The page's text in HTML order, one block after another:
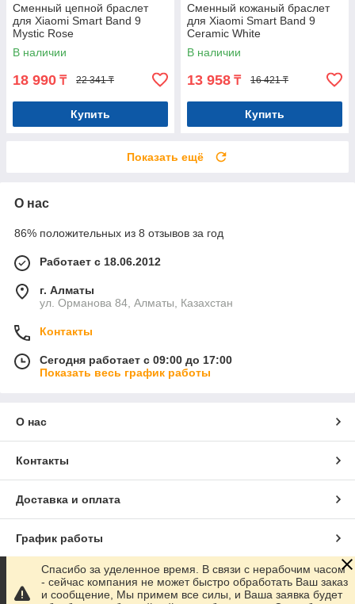
Сменный цепной браслет
для Xiaomi Smart Band 9
Mystic Rose
В наличии
18 990 ₸ 22 341 ₸
Купить
Сменный кожаный браслет
для Xiaomi Smart Band 9
Ceramic White
В наличии
13 958 ₸ 16 421 ₸
Купить
Показать ещё
О нас
86% положительных из 8 отзывов за год
Работает с 18.06.2012
г. Алматы
ул. Орманова 84, Алматы, Казахстан
Контакты
Сегодня работает с 09:00 до 17:00
Показать весь график работы
О нас
Контакты
Доставка и оплата
График работы
Полная версия сайта
Спасибо за уделенное время. В связи с нерабочим часом
- сейчас компания не может быстро обработать Ваш заказ
и сообщение, Мы примем все силы, и Ваша заявка будет